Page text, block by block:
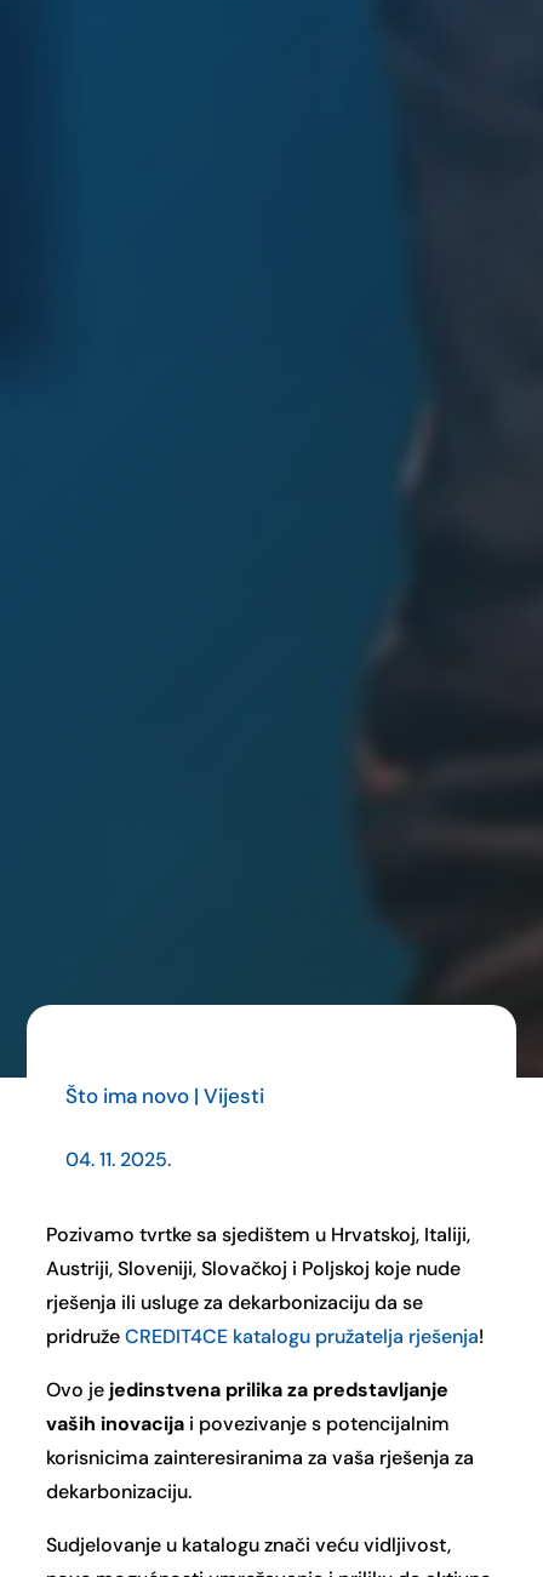
Što ima novo| Vijesti
04. 11. 2025.
Pozivamo tvrtke sa sjedištem u Hrvatskoj, Italiji,
Austriji, Sloveniji, Slovačkoj i Poljskoj koje nude
rješenja ili usluge za dekarbonizaciju da se
pridružeCREDIT4CE katalogu pružatelja rješenja!
Ovo je jedinstvena prilika za predstavljanje
vaših inovacija i povezivanje s potencijalnim
korisnicima zainteresiranima za vaša rješenja za
dekarbonizaciju.
Sudjelovanje u katalogu znači veću vidljivost,